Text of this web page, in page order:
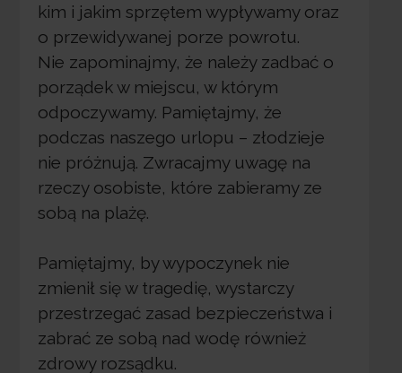
kim i jakim sprzętem wypływamy oraz
o przewidywanej porze powrotu.
Nie zapominajmy, że należy zadbać o
porządek w miejscu, w którym
odpoczywamy. Pamiętajmy, że
podczas naszego urlopu – złodzieje
nie próżnują. Zwracajmy uwagę na
rzeczy osobiste, które zabieramy ze
sobą na plażę.
Pamiętajmy, by wypoczynek nie
zmienił się w tragedię, wystarczy
przestrzegać zasad bezpieczeństwa i
zabrać ze sobą nad wodę również
zdrowy rozsądku.